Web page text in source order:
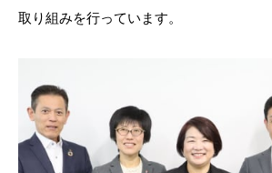
取り組みを行っています。